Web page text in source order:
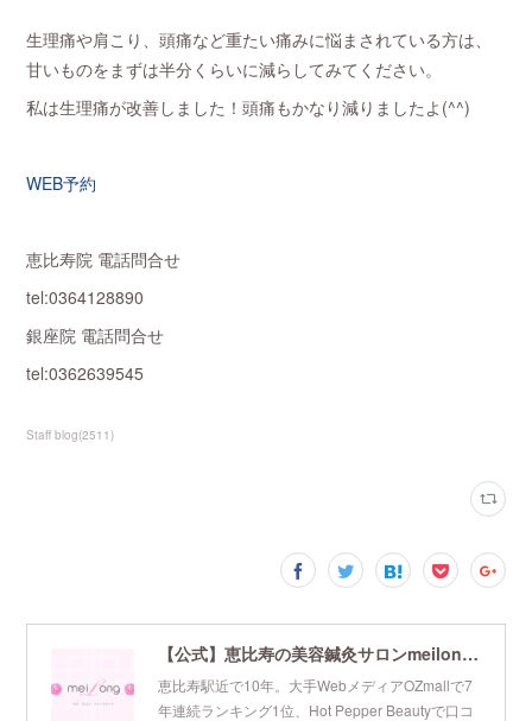
生理痛や肩こり、頭痛など重たい痛みに悩まされている方は、
甘いものをまずは半分くらいに減らしてみてください。
私は生理痛が改善しました！頭痛もかなり減りましたよ(^^)
WEB予約
恵比寿院 電話問合せ
tel:0364128890
銀座院 電話問合せ
tel:0362639545
Staff blog(2511)
【公式】恵比寿の美容鍼灸サロンmeilong｜ツボを押さえた針・お灸の治療で美容と健康を叶えます
恵比寿駅近で10年。大手WebメディアOZmallで7
年連続ランキング1位、Hot Pepper Beautyで口コ